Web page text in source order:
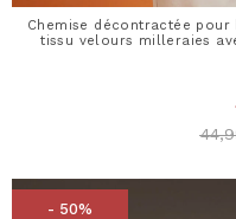
Chemise décontractée
tissu velours milleraies
- 50%